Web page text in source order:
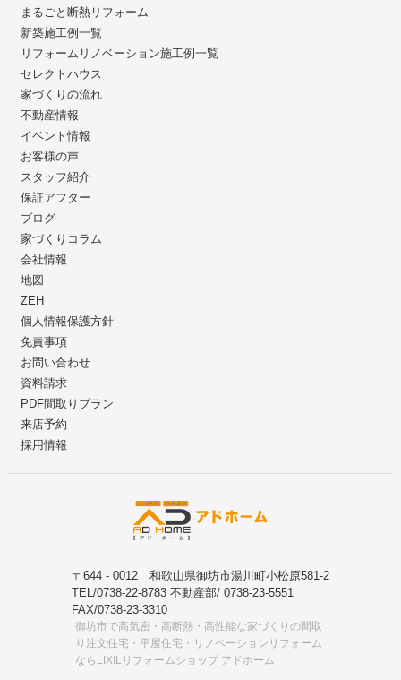
まるごと断熱リフォーム
新築施工例一覧
リフォームリノベーション施工例一覧
セレクトハウス
家づくりの流れ
不動産情報
イベント情報
お客様の声
スタッフ紹介
保証アフター
ブログ
家づくりコラム
会社情報
地図
ZEH
個人情報保護方針
免責事項
お問い合わせ
資料請求
PDF間取りプラン
来店予約
採用情報
〒644 - 0012 和歌山県御坊市湯川町小松原581-2
TEL/0738-22-8783 不動産部/ 0738-23-5551
FAX/0738-23-3310
御坊市で高気密・高断熱・高性能な家づくりの間取
り注文住宅・平屋住宅・リノベーションリフォーム
ならLIXILリフォームショップ アドホーム